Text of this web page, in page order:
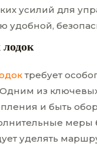
усилий для
удобной,
требует
из ключевых
и быть
меры
уделять